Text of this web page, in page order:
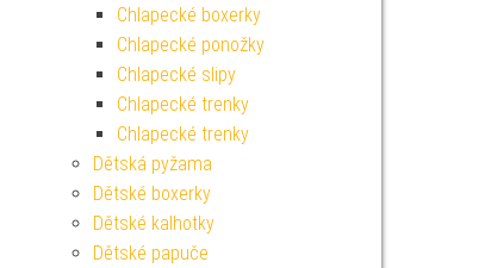
Chlapecké boxerky
Chlapecké ponožky
Chlapecké slipy
Chlapecké trenky
Chlapecké trenky
Dětská pyžama
Dětské boxerky
Dětské kalhotky
Dětské papuče